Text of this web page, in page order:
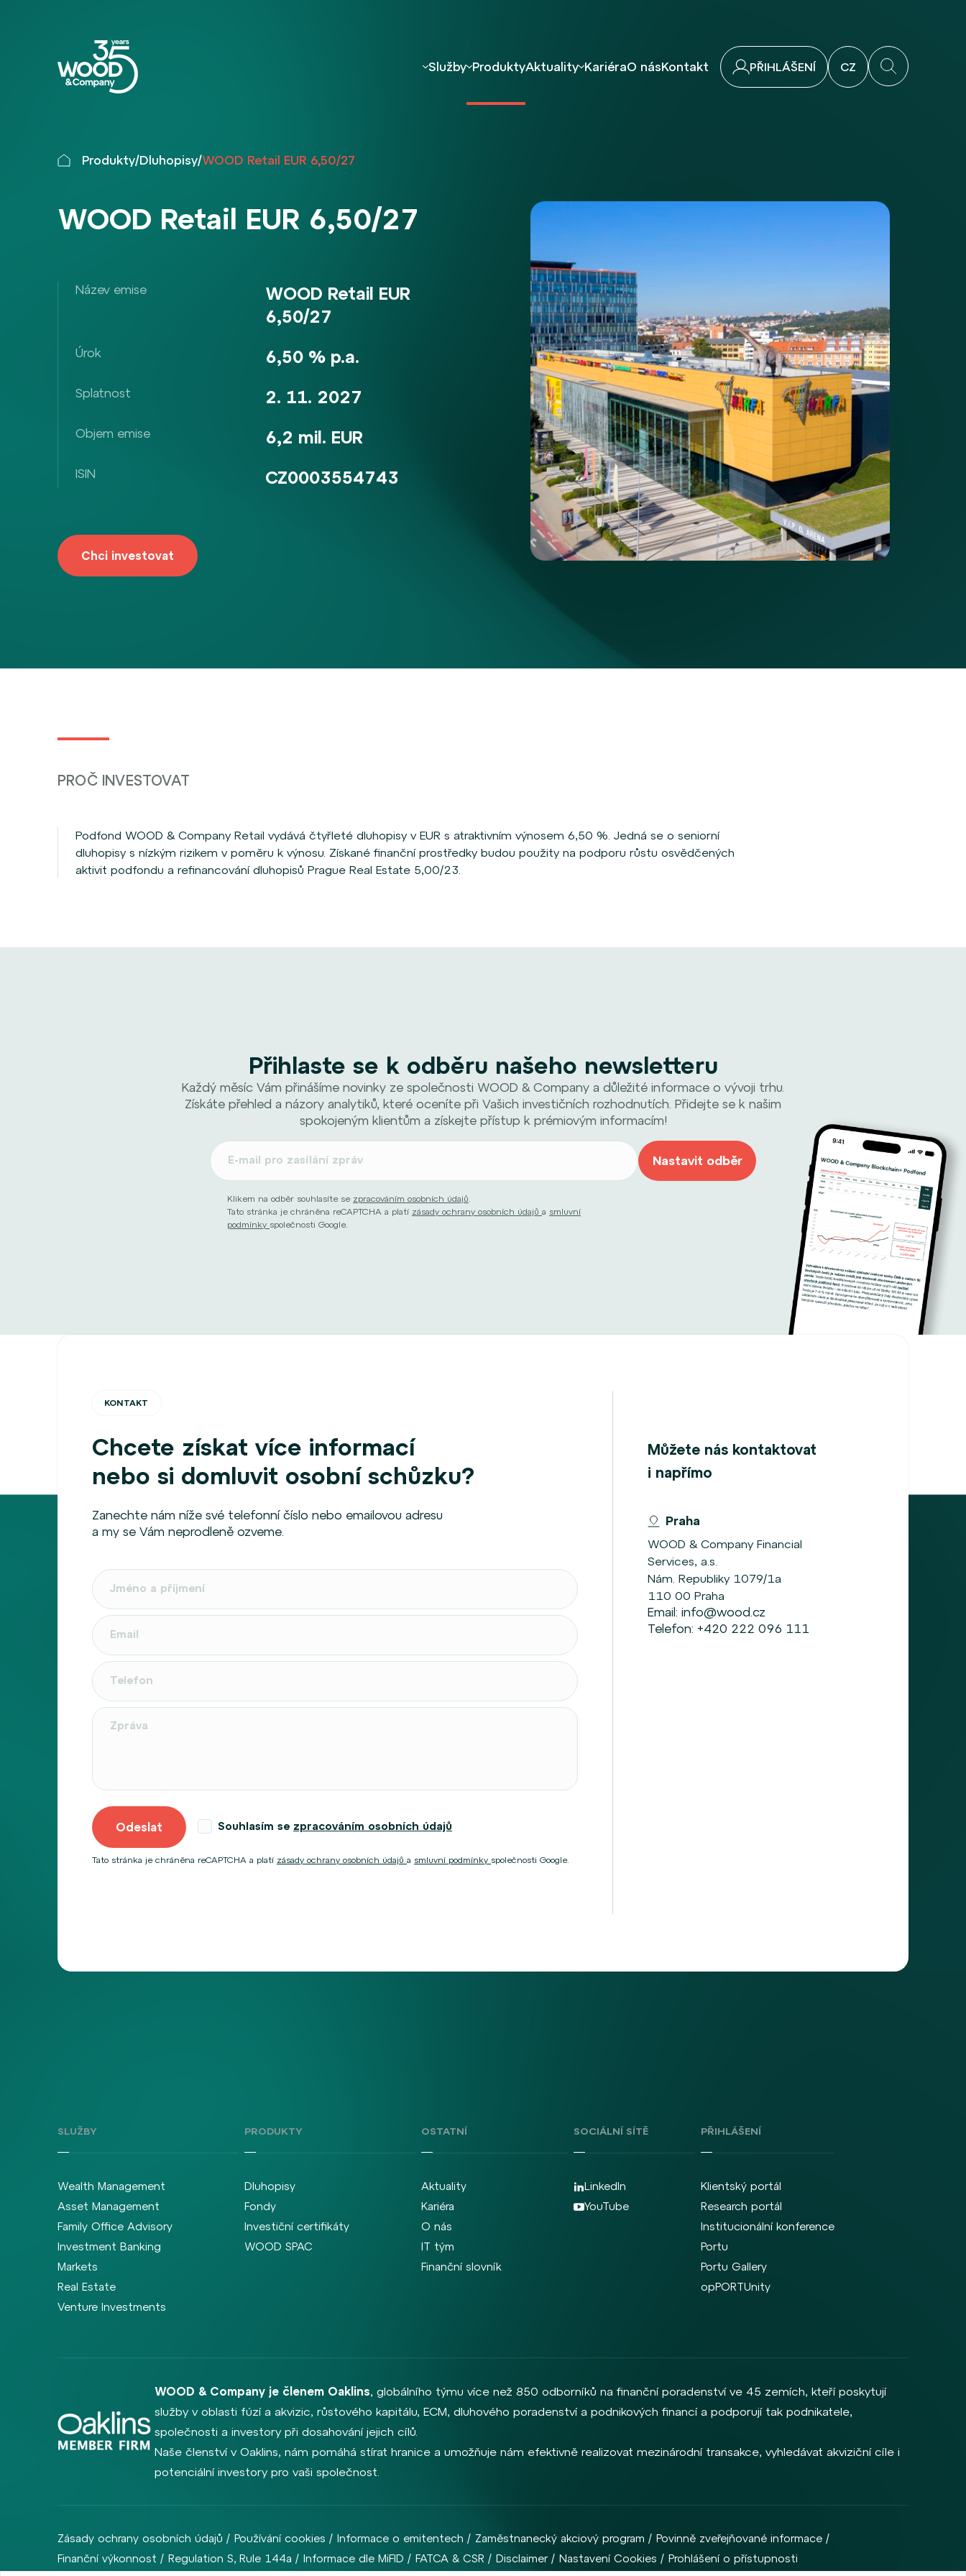
PŘIHLÁŠENÍ CZ
Služby ProduktyAktuality KariéraO násKontakt
Produkty/Dluhopisy/WOOD Retail EUR 6,50/27
WOOD Retail EUR 6,50/27
Název emise
WOOD Retail EUR
6,50/27
Úrok 6,50 % p.a.
Splatnost 2. 11. 2027
Objem emise 6,2 mil. EUR
ISIN CZ0003554743
Chci investovat
PROČ INVESTOVAT
Podfond WOOD & Company Retail vydává čtyřleté dluhopisy v EUR s atraktivním výnosem 6,50 %. Jedná se o seniorní
dluhopisy s nízkým rizikem v poměru k výnosu. Získané finanční prostředky budou použity na podporu růstu osvědčených
aktivit podfondu a refinancování dluhopisů Prague Real Estate 5,00/23.
Přihlaste se k odběru našeho newsletteru
Každý měsíc Vám přinášíme novinky ze společnosti WOOD & Company a důležité informace o vývoji trhu.
Získáte přehled a názory analytiků, které oceníte při Vašich investičních rozhodnutích. Přidejte se k našim
spokojeným klientům a získejte přístup k prémiovým informacím!
Nastavit odběr
Klikem na odběr souhlasíte se zpracováním osobních údajů.
Tato stránka je chráněna reCAPTCHA a platí zásady ochrany osobních údajů a smluvní
podmínky společnosti Google.
KONTAKT
Chcete získat více informací
nebo si domluvit osobní schůzku?
Zanechte nám níže své telefonní číslo nebo emailovou adresu
a my se Vám neprodleně ozveme.
Odeslat Souhlasím se zpracováním osobních údajů
Tato stránka je chráněna reCAPTCHA a platí zásady ochrany osobních údajů a smluvní podmínky společnosti Google.
Můžete nás kontaktovat
i napřímo
Praha
WOOD & Company Financial
Services, a.s.
Nám. Republiky 1079/1a
110 00 Praha
Email:info@wood.cz
Telefon: +420 222 096 111
SLUŽBY
Wealth Management
Asset Management
Family Office Advisory
Investment Banking
Markets
Real Estate
Venture Investments
PRODUKTY
Dluhopisy
Fondy
Investiční certifikáty
WOOD SPAC
OSTATNÍ
Aktuality
Kariéra
O nás
IT tým
Finanční slovník
SOCIÁLNÍ SÍTĚ
LinkedIn
YouTube
PŘIHLÁŠENÍ
Klientský portál
Research portál
Institucionální konference
Portu
Portu Gallery
opPORTUnity
WOOD & Company je členem Oaklins, globálního týmu více než 850 odborníků na finanční poradenství ve 45 zemích, kteří poskytují
služby v oblasti fúzí a akvizic, růstového kapitálu, ECM, dluhového poradenství a podnikových financí a podporují tak podnikatele,
společnosti a investory při dosahování jejich cílů.
Naše členství v Oaklins, nám pomáhá stírat hranice a umožňuje nám efektivně realizovat mezinárodní transakce, vyhledávat akviziční cíle i
potenciální investory pro vaši společnost.
Zásady ochrany osobních údajů Používání cookies Informace o emitentech Zaměstnanecký akciový program
Povinně zveřejňované informace
Finanční výkonnost
Regulation S, Rule 144a Informace dle MiFID FATCA & CSR Disclaimer Nastavení Cookies Prohlášení o přístupnosti